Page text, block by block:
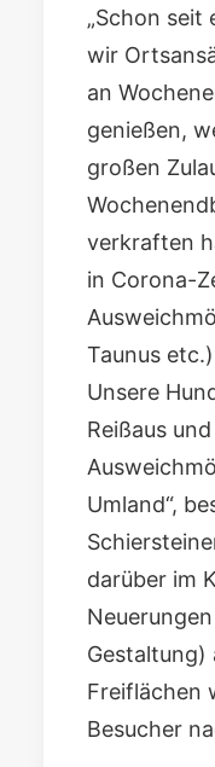
„Schon seit
wir
an
genießen,
großen
verkraften
in Corona-
Taunus
Unsere
Reißaus
Umland“,
darüber im
Gestaltung)
Freiflächen
Besucher